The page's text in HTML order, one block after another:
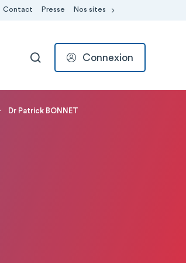
Contact Presse Nos sites
RECHERCHER
Connexion
Dr Patrick BONNET